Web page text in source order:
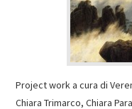
Project work a cura di
Chiara Trimarco, Chiara